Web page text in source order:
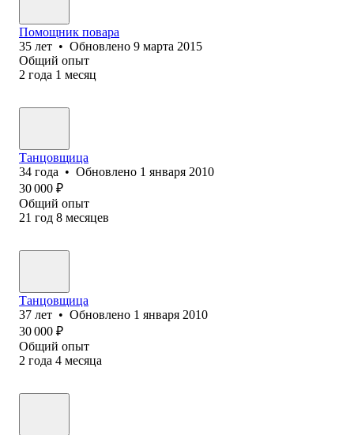
Помощник повара
35 лет • Обновлено 9 марта 2015
Общий опыт
2 года 1 месяц
Танцовщица
34 года • Обновлено 1 января 2010
30 000 ₽
Общий опыт
21 год 8 месяцев
Танцовщица
37 лет • Обновлено 1 января 2010
30 000 ₽
Общий опыт
2 года 4 месяца